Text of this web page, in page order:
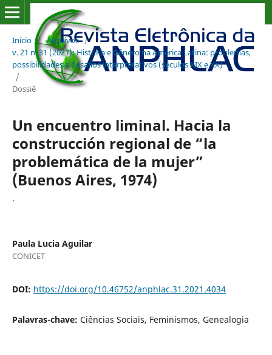
Início / Arquivos /
v. 21 n. 31 (2021): História e Gênero na América Latina: problemas,
possibilidades e desafios interpretativos (séculos XIX e XX)
/
Dossiê
Un encuentro liminal. Hacia la
construcción regional de “la
problemática de la mujer”
(Buenos Aires, 1974)
.
Paula Lucia Aguilar
CONICET
DOI: https://doi.org/10.46752/anphlac.31.2021.4034
Palavras-chave: Ciências Sociais, Feminismos, Genealogia